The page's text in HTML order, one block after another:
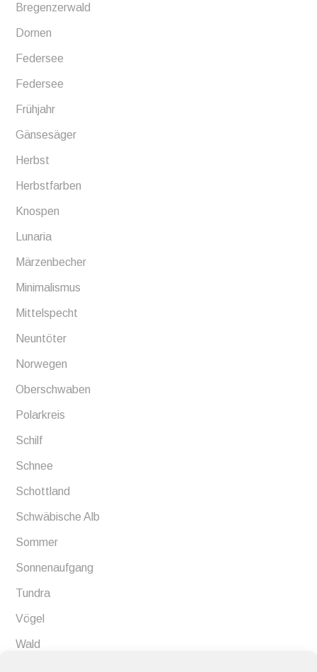
Bregenzerwald
Dornen
Federsee
Federsee
Frühjahr
Gänsesäger
Herbst
Herbstfarben
Knospen
Lunaria
Märzenbecher
Minimalismus
Mittelspecht
Neuntöter
Norwegen
Oberschwaben
Polarkreis
Schilf
Schnee
Schottland
Schwäbische Alb
Sommer
Sonnenaufgang
Tundra
Vögel
Wald